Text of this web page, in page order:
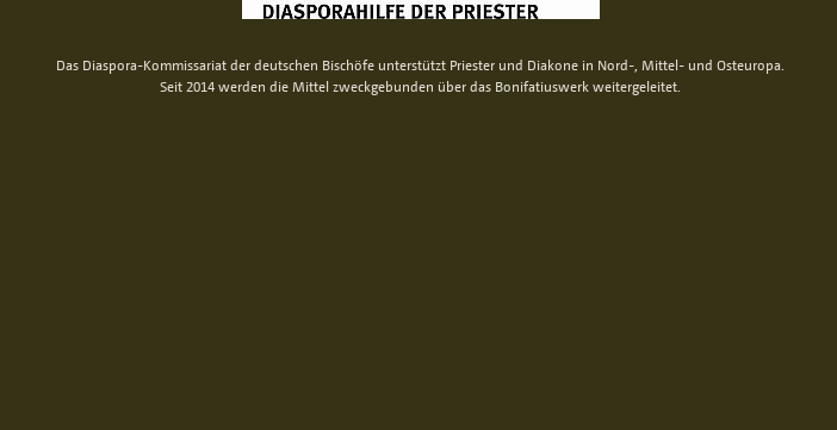
Das Diaspora-Kommissariat der deutschen Bischöfe unterstützt Priester und Diakone in Nord-, Mittel- und Osteuropa.
Seit 2014 werden die Mittel zweckgebunden über das Bonifatiuswerk weitergeleitet.